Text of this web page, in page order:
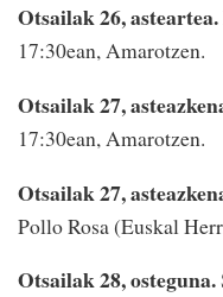
Otsailak 26, asteartea.
17:30ean, Amarotzen.
Otsailak 27,
17:30ean, Amarotzen.
Otsailak 27,
Pollo Rosa (Euskal
Otsailak 28, osteguna.